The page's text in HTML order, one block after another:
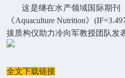
这是继在水产领域国际期刊
《Aquaculture Nutrition》
拔质构仪助力冷向军教授团队发
全文下载链接